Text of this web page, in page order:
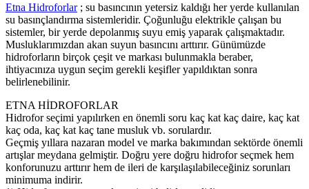
Etna Hidroforlar; su basıncının yetersiz kaldığı her yerde kullanılan
su basınçlandırma sistemleridir. Çoğunluğu elektrikle çalışan bu
sistemler, bir yerde depolanmış suyu emiş yaparak çalışmaktadır.
Musluklarımızdan akan suyun basıncını arttırır. Günümüzde
hidroforların birçok çeşit ve markası bulunmakla beraber,
ihtiyacınıza uygun seçim gerekli keşifler yapıldıktan sonra
belirlenebilinir.
ETNA HİDROFORLAR
Hidrofor seçimi yapılırken en önemli soru kaç kat kaç daire, kaç kat
kaç oda, kaç kat kaç tane musluk vb. sorulardır.
Geçmiş yıllara nazaran model ve marka bakımından sektörde önemli
artışlar meydana gelmiştir. Doğru yere doğru hidrofor seçmek hem
konforunuzu arttırır hem de ileri de karşılaşılabileceğiniz sorunları
minimuma indirir.